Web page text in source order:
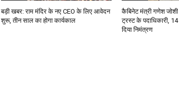
बड़ी खबर: राम मंदिर के नए CEO के लिए आवेदन
शुरू, तीन साल का होगा कार्यकाल
कैबिनेट मंत्री गणेश
ट्रस्ट के पदाधिकारी,
दिया निमंत्रण